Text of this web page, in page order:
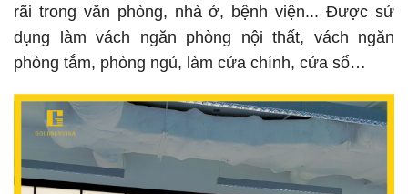
rãi trong văn phòng, nhà ở, bệnh viện... Được sử
dụng làm vách ngăn phòng nội thất, vách ngăn
phòng tắm, phòng ngủ, làm cửa chính, cửa sổ…